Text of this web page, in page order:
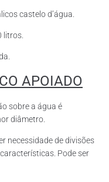
castelo d’água.
litros.
APOIADO
sobre a água é
diâmetro.
necessidade de divisões
Pode ser